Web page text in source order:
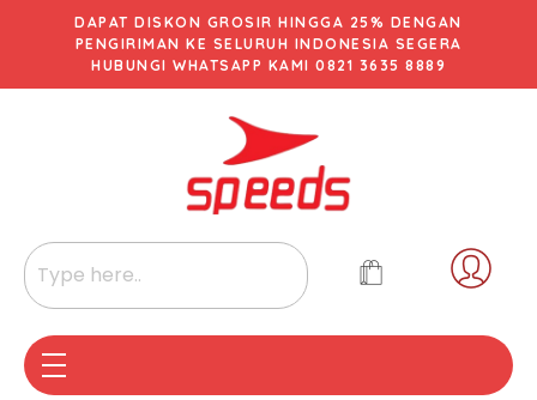
DAPAT DISKON GROSIR HINGGA 25% DENGAN
PENGIRIMAN KE SELURUH INDONESIA SEGERA
HUBUNGI WHATSAPP KAMI 0821 3635 8889